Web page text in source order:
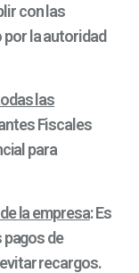
con las
la autoridad
las
Fiscales
para
la empresa: Es
de
recargos.